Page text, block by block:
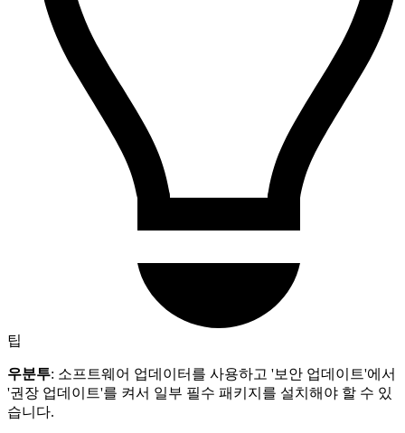
팁
우분투: 소프트웨어 업데이터를 사용하고 '보안 업데이트'에서
'권장 업데이트'를 켜서 일부 필수 패키지를 설치해야 할 수 있
습니다.